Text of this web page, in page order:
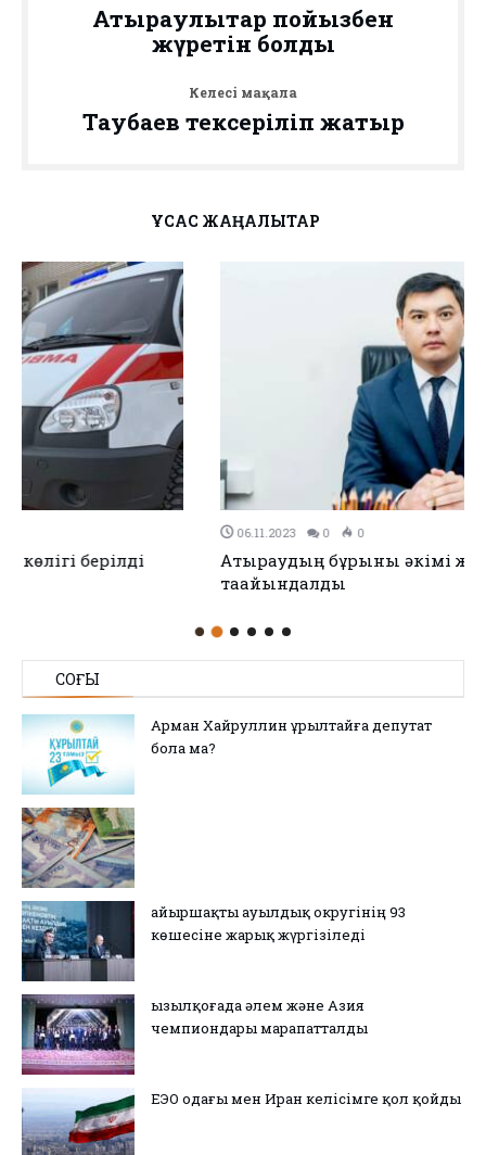
Атыраулықтар пойызбен
жүретін болды
Келесі мақала
Таубаев тексеріліп жатыр
ҰҚСАС ЖАҢАЛЫҚТАР
Атыраудың бұрынғы әкімі жаңа қызметке
СОҢҒЫ
Арман Хайруллин Құрылтайға депутат
бола ма?
Қайыршақты ауылдық округінің 93
көшесіне жарық жүргізіледі
Қызылқоғада әлем және Азия
чемпиондары марапатталды
ЕЭО одағы мен Иран келісімге қол қойды